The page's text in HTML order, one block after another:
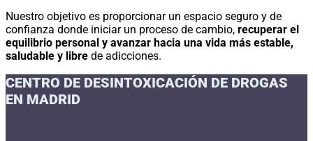
Nuestro objetivo es proporcionar un espacio seguro y de
confianza donde iniciar un proceso de cambio, recuperar el
equilibrio personal y avanzar hacia una vida más estable,
saludable y libre de adicciones.
CENTRO DE DESINTOXICACIÓN DE DROGAS
EN MADRID